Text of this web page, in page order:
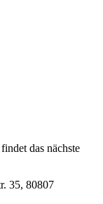
das nächste
35, 80807